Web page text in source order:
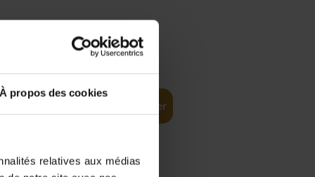
À propos des cookies
relatives aux médias
world 29,99
Ajouter au panier